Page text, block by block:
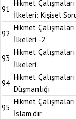
91
Hikmet
İlkeleri: Kişisel
92
Hikmet
İlkeleri -2
93
Hikmet
İlkeleri
94
Hikmet
Düşmanlığı
95
Hikmet
İslam’dır